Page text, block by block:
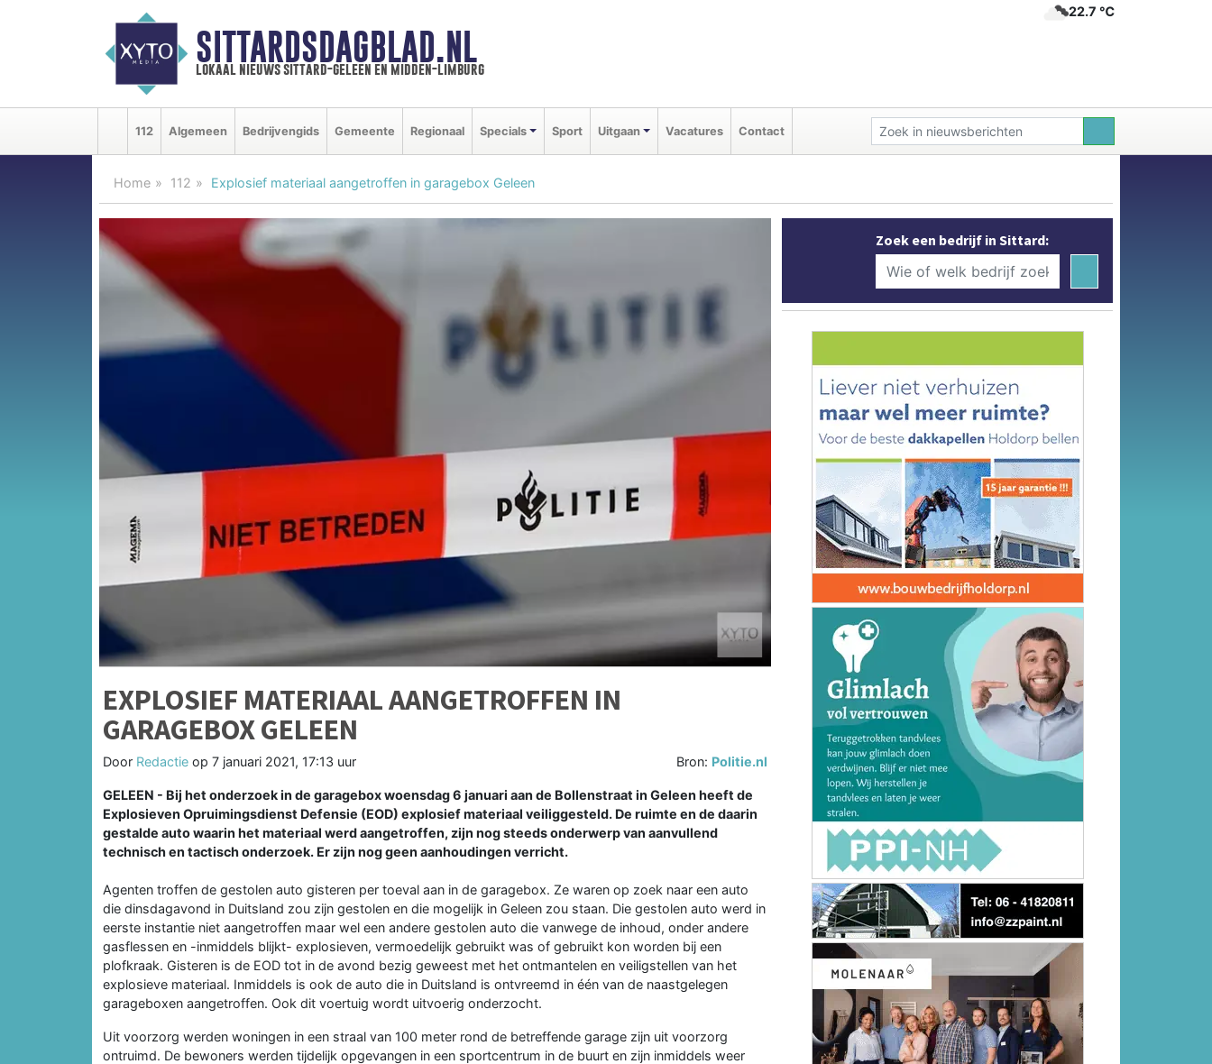
SITTARDSDAGBLAD.NL
lokaal nieuws sittard-geleen en midden-limburg
22.7 ℃
112 Algemeen Bedrijvengids Gemeente Regionaal Specials Sport Uitgaan Vacatures Contact
Home 112 Explosief materiaal aangetroffen in garagebox Geleen
EXPLOSIEF MATERIAAL AANGETROFFEN IN
GARAGEBOX GELEEN
Door Redactie op 7 januari 2021, 17:13 uur Bron: Politie.nl
GELEEN - Bij het onderzoek in de garagebox woensdag 6 januari aan de Bollenstraat in Geleen heeft de
Explosieven Opruimingsdienst Defensie (EOD) explosief materiaal veiliggesteld. De ruimte en de daarin
gestalde auto waarin het materiaal werd aangetroffen, zijn nog steeds onderwerp van aanvullend
technisch en tactisch onderzoek. Er zijn nog geen aanhoudingen verricht.
Agenten troffen de gestolen auto gisteren per toeval aan in de garagebox. Ze waren op zoek naar een auto
die dinsdagavond in Duitsland zou zijn gestolen en die mogelijk in Geleen zou staan. Die gestolen auto werd in
eerste instantie niet aangetroffen maar wel een andere gestolen auto die vanwege de inhoud, onder andere
gasflessen en -inmiddels blijkt- explosieven, vermoedelijk gebruikt was of gebruikt kon worden bij een
plofkraak. Gisteren is de EOD tot in de avond bezig geweest met het ontmantelen en veiligstellen van het
explosieve materiaal. Inmiddels is ook de auto die in Duitsland is ontvreemd in één van de naastgelegen
garageboxen aangetroffen. Ook dit voertuig wordt uitvoerig onderzocht.
Uit voorzorg werden woningen in een straal van 100 meter rond de betreffende garage zijn uit voorzorg
ontruimd. De bewoners werden tijdelijk opgevangen in een sportcentrum in de buurt en zijn inmiddels weer
Zoek een bedrijf in Sittard: